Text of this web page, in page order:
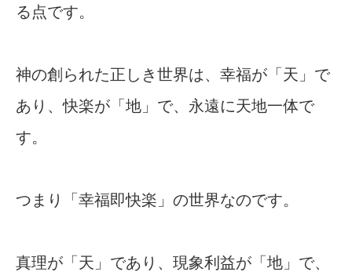
る点です。
神の創られた正しき世界は、幸福が「天」で
あり、快楽が「地」で、永遠に天地一体で
す。
つまり「幸福即快楽」の世界なのです。
真理が「天」であり、現象利益が「地」で、